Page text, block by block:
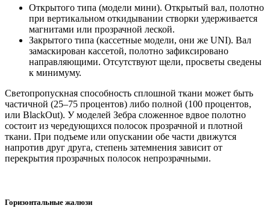
Открытого типа (модели мини). Открытый вал, полотно
при вертикальном откидывании створки удерживается
магнитами или прозрачной леской.
Закрытого типа (кассетные модели, они же UNI). Вал
замаскирован кассетой, полотно зафиксировано
направляющими. Отсутствуют щели, просветы сведены
к минимуму.
Светопропускная способность сплошной ткани может быть
частичной (25–75 процентов) либо полной (100 процентов,
или BlackOut). У моделей Зебра сложенное вдвое полотно
состоит из чередующихся полосок прозрачной и плотной
ткани. При подъеме или опускании обе части движутся
напротив друг друга, степень затемнения зависит от
перекрытия прозрачных полосок непрозрачными.
Горизонтальные жалюзи